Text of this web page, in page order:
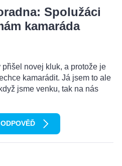
Spolužáci
kamaráda
novej kluk, a protože je
kamarádit. Já jsem to ale
jsme venku, tak na nás